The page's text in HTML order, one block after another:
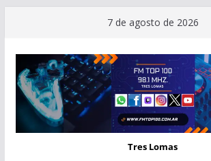
contenido
7 de agosto de 2026
Tres Lomas